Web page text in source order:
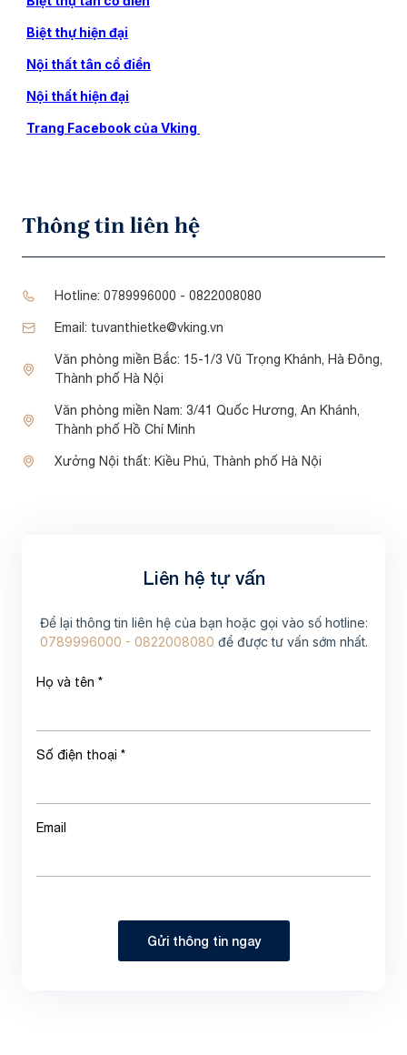
Biệt thự hiện đại
Nội thất tân cổ điển
Nội thất hiện đại
Trang Facebook của Vking
Thông tin liên hệ
Hotline: 0789996000 - 0822008080
Email: tuvanthietke@vking.vn
Văn phòng miền Bắc: 15-1/3 Vũ Trọng Khánh, Hà Đông,
Thành phố Hà Nội
Văn phòng miền Nam: 3/41 Quốc Hương, An Khánh,
Thành phố Hồ Chí Minh
Xưởng Nội thất: Kiều Phú, Thành phố Hà Nội
Liên hệ tự vấn
Để lại thông tin liên hệ của bạn hoặc gọi vào số hotline:
0789996000 - 0822008080 để được tư vấn sớm nhất.
Họ và tên *
Số điện thoại *
Email
Gửi thông tin ngay